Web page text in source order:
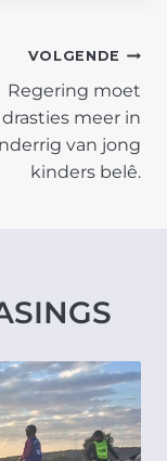
VOLGENDE
Regering moet
drasties meer in
van jong
kinders belê.